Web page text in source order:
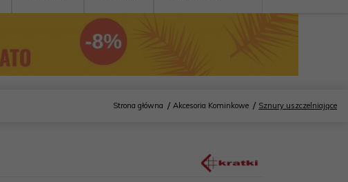
Strona główna Akcesoria Kominkowe Sznury uszczelniające